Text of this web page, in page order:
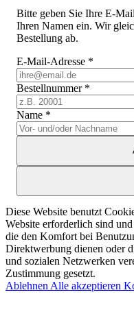
Bitte geben Sie Ihre E-
Ihren Namen ein. Wir
Bestellung ab.
E-Mail-Adresse *
Bestellnummer *
Name *
Diese Website benutzt
Website erforderlich sind
die den Komfort bei
Direktwerbung dienen oder
und sozialen Netzwerken
Zustimmung gesetzt.
Ablehnen Alle akzeptieren